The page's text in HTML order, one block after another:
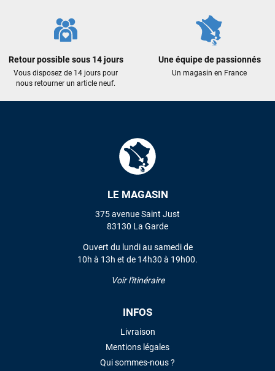
Retour possible sous 14 jours
Vous disposez de 14 jours pour
nous retourner un article neuf.
Une équipe de passionnés
Un magasin en France
LE MAGASIN
375 avenue Saint Just
83130 La Garde
Ouvert du lundi au samedi de
10h à 13h et de 14h30 à 19h00.
Voir l'itinéraire
INFOS
Livraison
Mentions légales
Qui sommes-nous ?
le lendemain, et j’ai bien reçu tout le matériel dans un colis
propre et soigné. Plus qu’à tester ça sur l’eau ! Je
recommande vivement ce magasin pour son
encore pour cette severne dyno !
J'ai acheté une voile d'occasion depuis Tahiti. Super service.
L'envoi a été rapide. La voile est arrivée en super état.